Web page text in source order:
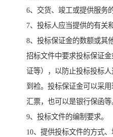
6、交货、竣工或提供服务
7、投标人应当提供的有关
8、投标保证金的数额或其
招标文件中要求投标保证
证等），以防止投标投标
到裣。投标保证金可以采
汇票，也可以是银行保函等
9、投标文件的编制要求。
10、提供投标文件的方式、